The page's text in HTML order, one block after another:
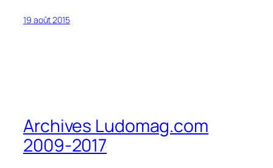
19 août 2015
Archives Ludomag.com
2009-2017